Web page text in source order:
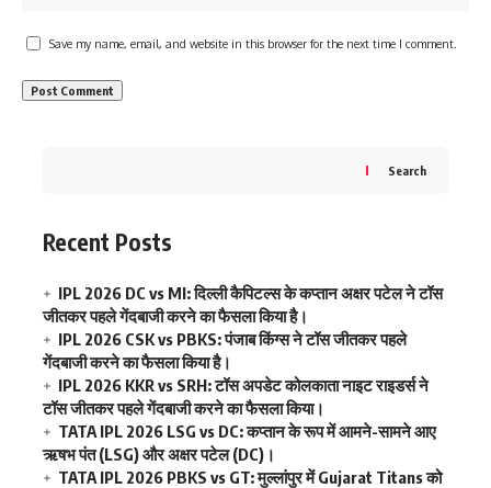
Save my name, email, and website in this browser for the next time I comment.
Search
Recent Posts
IPL 2026 DC vs MI: दिल्ली कैपिटल्स के कप्तान अक्षर पटेल ने टॉस
जीतकर पहले गेंदबाजी करने का फैसला किया है।
IPL 2026 CSK vs PBKS: पंजाब किंग्स ने टॉस जीतकर पहले
गेंदबाजी करने का फैसला किया है।
IPL 2026 KKR vs SRH: टॉस अपडेट कोलकाता नाइट राइडर्स ने
टॉस जीतकर पहले गेंदबाजी करने का फैसला किया।
TATA IPL 2026 LSG vs DC: कप्तान के रूप में आमने-सामने आए
ऋषभ पंत (LSG) और अक्षर पटेल (DC)।
TATA IPL 2026 PBKS vs GT: मुल्लांपुर में Gujarat Titans को